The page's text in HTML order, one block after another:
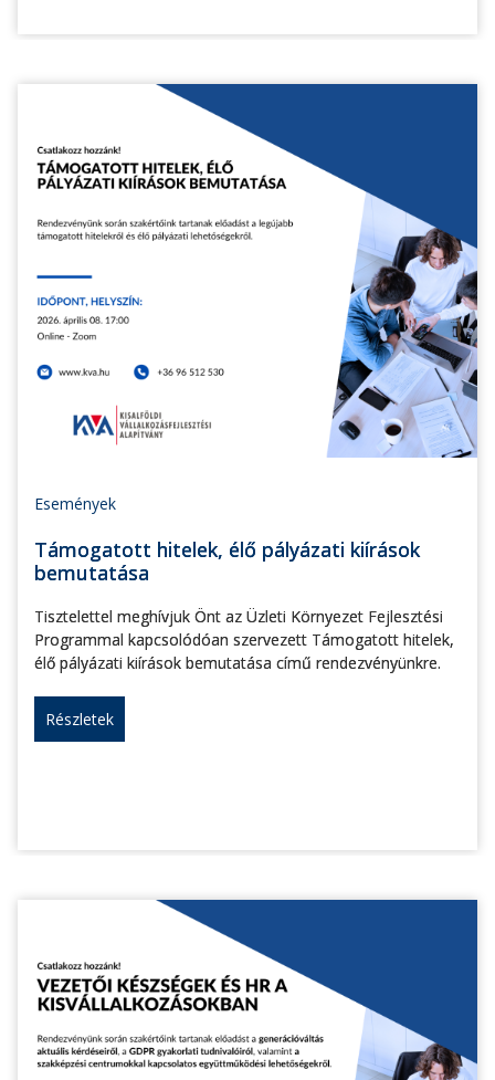
Események
Támogatott hitelek, élő pályázati kiírások
bemutatása
Tisztelettel meghívjuk Önt az Üzleti Környezet Fejlesztési
Programmal kapcsolódóan szervezett Támogatott hitelek,
élő pályázati kiírások bemutatása című rendezvényünkre.
Részletek